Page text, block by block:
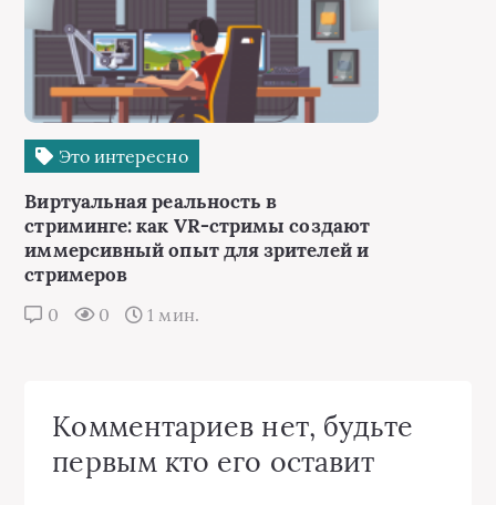
Это интересно
Виртуальная реальность в
стриминге: как VR-стримы создают
иммерсивный опыт для зрителей и
стримеров
0 0 1 мин.
Комментариев нет, будьте
первым кто его оставит